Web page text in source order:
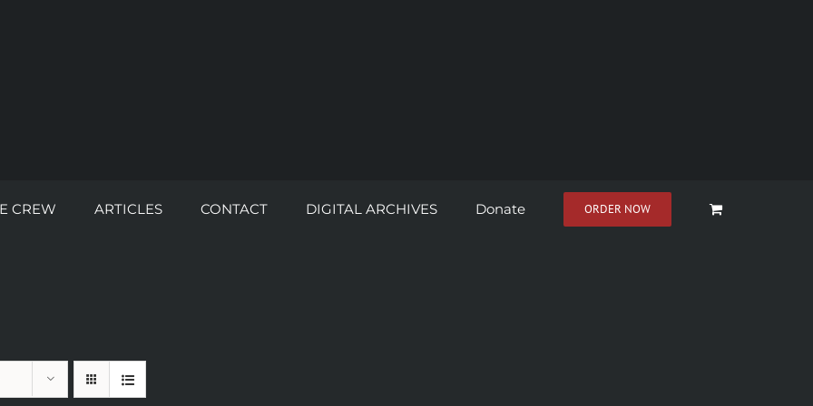
CREW ARTICLES CONTACT DIGITAL ARCHIVES Donate ORDER NOW